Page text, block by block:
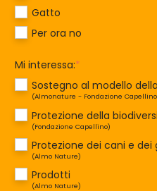
Gatto
Per ora no
Mi interessa:*
Sostegno al modello
(Almonature - Fondazione
Protezione della
(Fondazione Capellino)
Protezione dei cani e dei
(Almo Nature)
Prodotti
(Almo Nature)